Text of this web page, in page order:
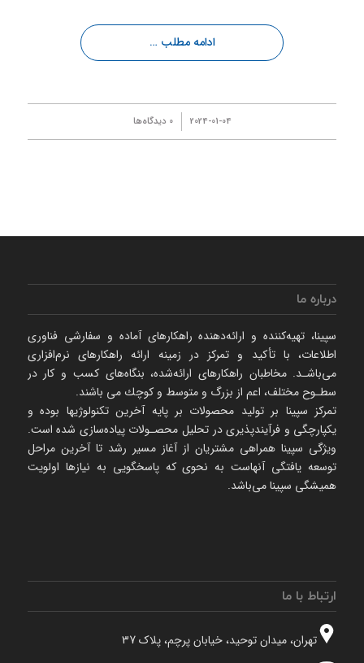
ادامه مطلب …
2024-01-04 0 دیدگاه‌ها
درباره ما
سپینا، تهیه‌كننده و ارائه‌‌دهنده راهكارهای آماده و سفارشی فناوری
اطلاعات، با تأكید و تمركز در زمینه ارائه راهکارهای نرم‌‌افزاری
می‌باشـد. مخاطبان راهكارهای ارائه‌شده، بنگاه‌های كسب و كار در
سطـوح مختلف، اعم از بزرگ و متوسط و كوچك می‌ باشند.
تمرکز سپینا بر تولید محصولات بر پایه آخرین تکنولوژیها بوده و
یکپارچگی و فرآیندپذیری در تحلیل محصـولات پیاده‌سازی شده است.
ویژگی سپینا همراهی مشتریان از آغاز مسیر رشد تا آخرین مراحل
توسعه یافتگی آنهاست به نحوی که پاسخگویی به نیازها اولویت
همیشگی سپینا می‌باشد.
ارتباط با ما
تهران، میدان توحید، خیابان پرچم، پلاک 37